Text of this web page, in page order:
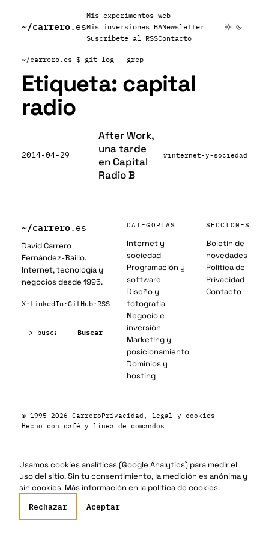
~/carrero.es
Mis experimentos web
Mis inversiones BANewsletter
Suscribete al RSSContacto
~/carrero.es $ git log --grep
Etiqueta: capital
radio
2014-04-29
After Work,
una tarde
en Capital
Radio B
#internet-y-sociedad
~/carrero.es
David Carrero
Fernández-Baillo.
Internet, tecnología y
negocios desde 1995.
X· LinkedIn·GitHub· RSS
Buscar
CATEGORÍAS
Internet y
sociedad
Programación y
software
Diseño y
fotografía
Negocio e
inversión
Marketing y
posicionamiento
Dominios y
hosting
SECCIONES
Boletín de
novedades
Política de
Privacidad
Contacto
© 1995–2026 CarreroPrivacidad, legal y cookies
Hecho con café y línea de comandos
Usamos cookies analíticas (Google Analytics) para medir el
uso del sitio. Sin tu consentimiento, la medición es anónima y
sin cookies. Más información en lapolítica de cookies.
Rechazar Aceptar